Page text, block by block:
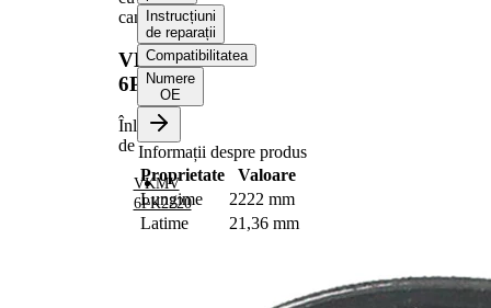
caneluri
VKMV
6PK2222
Înlocuit
de
VKMV
6PK2220
Instrucțiuni
de reparații
Compatibilitatea
Numere
OE
Informații despre produs
Proprietate
Valoare
Lungime
2222 mm
Latime
21,36 mm